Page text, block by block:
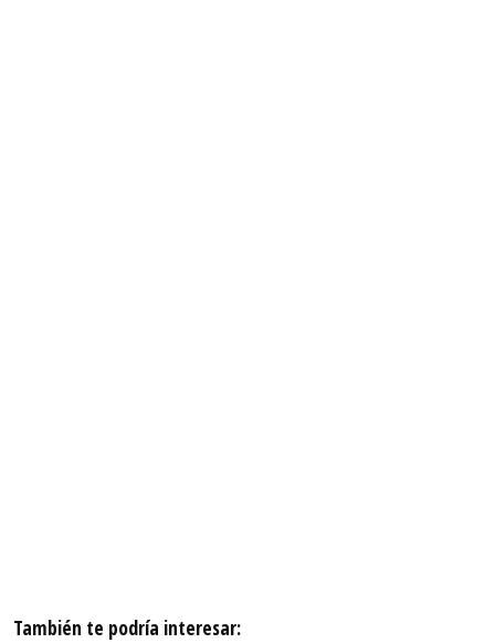
También te podría interesar: